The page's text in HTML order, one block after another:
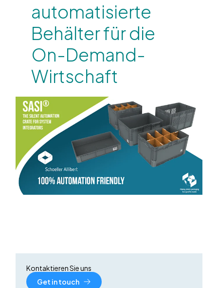
automatisierte
Behälter für die
On-Demand-
Wirtschaft
Kontaktieren Sie uns
Get in touch